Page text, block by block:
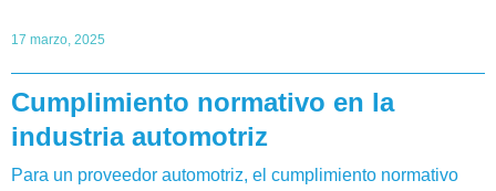
17 marzo, 2025
Cumplimiento normativo en la
industria automotriz
Para un proveedor automotriz, el cumplimiento normativo